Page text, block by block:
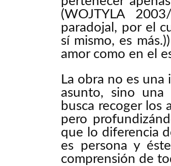
(WOJTYLA
paradojal, por el
sí mismo, es
amor como en el
La obra no es una
asunto, sino una
busca recoger los
pero
que lo diferencia
es persona y
comprensión de